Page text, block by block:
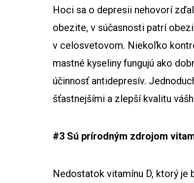
Hoci sa o depresii nehovorí
obezite, v súčasnosti patrí
v celosvetovom. Niekoľko
mastné kyseliny fungujú ako
účinnosť antidepresív.
šťastnejšími a zlepší kvalitu
#3 Sú prírodným zdrojom
Nedostatok vitamínu D, ktorý